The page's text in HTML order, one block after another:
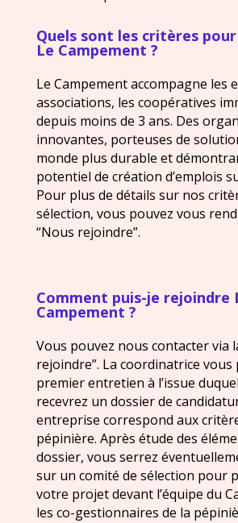
Quels sont les critères
Le Campement ?
Le Campement accompagne les
associations, les coopératives
depuis moins de 3 ans. Des
innovantes, porteuses de
monde plus durable et
potentiel de création d’emplois
Pour plus de détails sur nos
sélection, vous pouvez vous
“Nous rejoindre”.
Comment puis-je rejoindre
Campement ?
Vous pouvez nous contacter via
rejoindre”. La coordinatrice
premier entretien à l’issue
recevrez un dossier de
entreprise correspond aux
pépinière. Après étude des
dossier, vous serrez
sur un comité de sélection pour
votre projet devant l’équipe du
les co-gestionnaires de la